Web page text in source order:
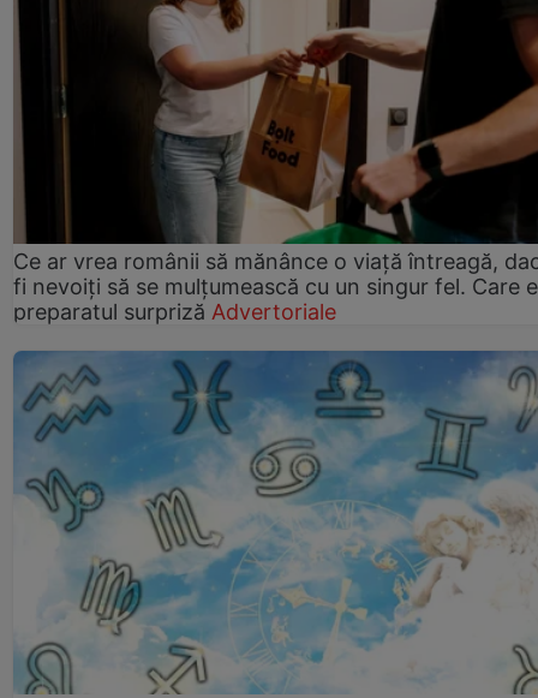
Ce ar vrea românii să mănânce o viață întreagă,
fi nevoiți să se mulțumească cu un singur fel. Care e
preparatul surpriză Advertoriale